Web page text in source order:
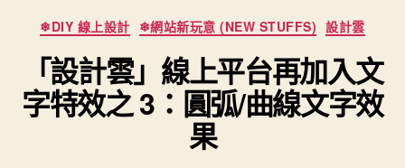
分
類
❄DIY 線上設計 ❄網站新玩意 (NEW STUFFS) 設計雲
「設計雲」線上平台再加入文
字特效之 3：圓弧/曲線文字效
果